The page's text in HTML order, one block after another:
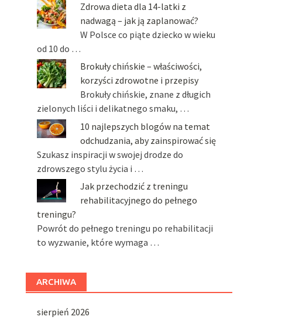
Zdrowa dieta dla 14-latki z
nadwagą – jak ją zaplanować?
W Polsce co piąte dziecko w wieku
od 10 do …
Brokuły chińskie – właściwości,
korzyści zdrowotne i przepisy
Brokuły chińskie, znane z długich
zielonych liści i delikatnego smaku, …
10 najlepszych blogów na temat
odchudzania, aby zainspirować się
Szukasz inspiracji w swojej drodze do
zdrowszego stylu życia i …
Jak przechodzić z treningu
rehabilitacyjnego do pełnego
treningu?
Powrót do pełnego treningu po rehabilitacji
to wyzwanie, które wymaga …
ARCHIWA
sierpień 2026